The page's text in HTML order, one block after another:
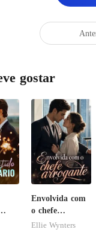
gostar
Envolvida com
o chefe
arrogante
Ellie Wynters